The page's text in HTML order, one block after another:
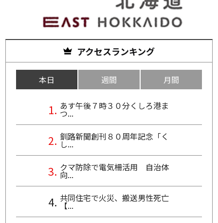
アクセスランキング
本日 週間 月間
あす午後７時３０分くしろ港ま
つ...
釧路新聞創刊８０周年記念「く
し...
クマ防除で電気柵活用 自治体
向...
共同住宅で火災、搬送男性死亡
【...